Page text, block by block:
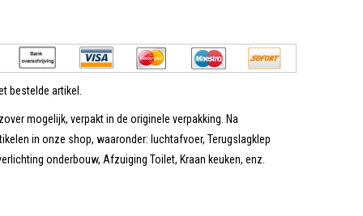
bestelde artikel.
mogelijk, verpakt in de originele verpakking. Na
in onze shop, waaronder: luchtafvoer, Terugslagklep
onderbouw, Afzuiging Toilet, Kraan keuken, enz.